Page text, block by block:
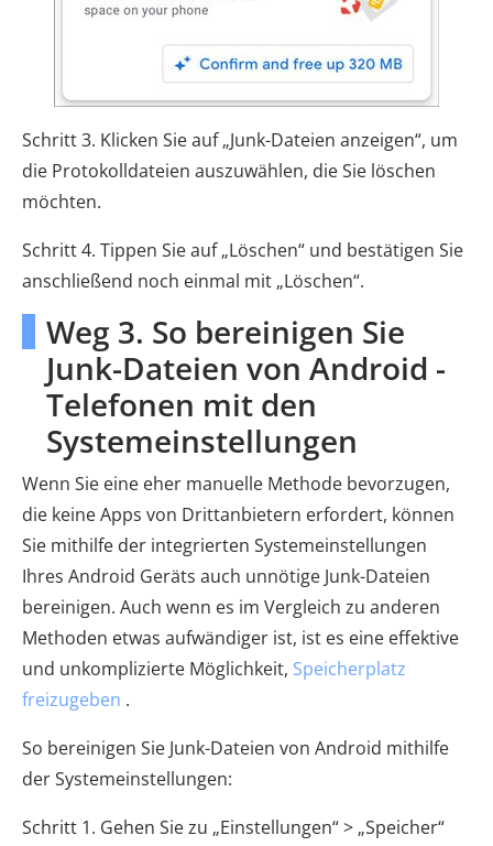
Schritt 3. Klicken Sie auf „Junk-Dateien anzeigen“, um
die Protokolldateien auszuwählen, die Sie löschen
möchten.
Schritt 4. Tippen Sie auf „Löschen“ und bestätigen Sie
anschließend noch einmal mit „Löschen“.
Weg 3. So bereinigen Sie
Junk-Dateien von Android -
Telefonen mit den
Systemeinstellungen
Wenn Sie eine eher manuelle Methode bevorzugen,
die keine Apps von Drittanbietern erfordert, können
Sie mithilfe der integrierten Systemeinstellungen
Ihres Android Geräts auch unnötige Junk-Dateien
bereinigen. Auch wenn es im Vergleich zu anderen
Methoden etwas aufwändiger ist, ist es eine effektive
und unkomplizierte Möglichkeit, Speicherplatz
freizugeben .
So bereinigen Sie Junk-Dateien von Android mithilfe
der Systemeinstellungen:
Schritt 1. Gehen Sie zu „Einstellungen“ > „Speicher“